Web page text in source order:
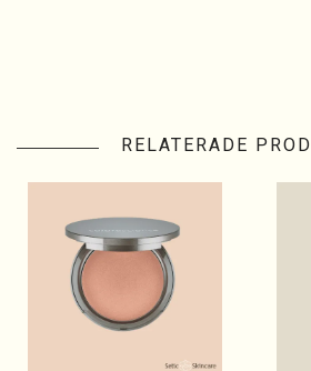
RELATERADE